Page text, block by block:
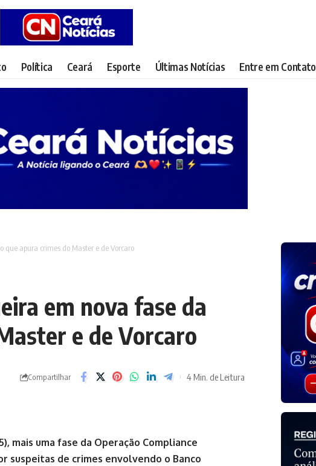
Política Ceará Esporte Últimas Notícias Entre em Contato
que apura crimes do Master e de Vorcaro
em nova fase da
e de Vorcaro
Compartilhar 4 Min. de Leitura
mais uma fase da Operação Compliance
suspeitas de crimes envolvendo o Banco